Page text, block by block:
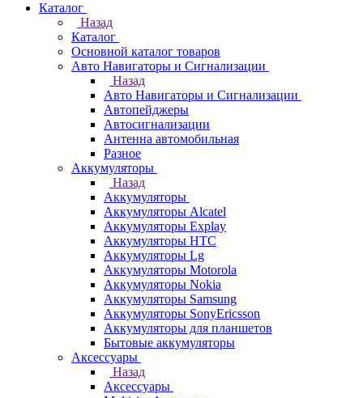
Каталог
Назад
Каталог
Основной каталог товаров
Авто Навигаторы и Сигнализации
Назад
Авто Навигаторы и Сигнализации
Автопейджеры
Автосигнализации
Антенна автомобильная
Разное
Аккумуляторы
Назад
Аккумуляторы
Аккумуляторы Alcatel
Аккумуляторы Explay
Аккумуляторы HTC
Аккумуляторы Lg
Аккумуляторы Motorola
Аккумуляторы Nokia
Аккумуляторы Samsung
Аккумуляторы SonyEricsson
Аккумуляторы для планшетов
Бытовые аккумуляторы
Аксессуары
Назад
Аксессуары